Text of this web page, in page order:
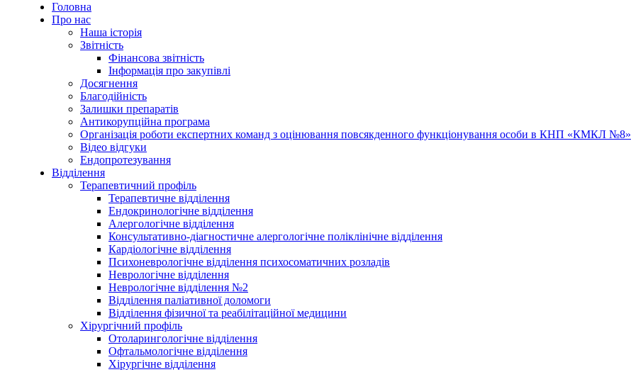
Головна
Про нас
Наша історія
Звітність
Фінансова звітність
Інформація про закупівлі
Досягнення
Благодійність
Залишки препаратів
Антикорупційна програма
Організація роботи експертних команд з оцінювання повсякденного функціонування особи в КНП «КМКЛ №8»
Відео відгуки
Ендопротезування
Відділення
Терапевтичний профіль
Терапевтичне відділення
Ендокринологічне відділення
Алергологічне відділення
Консультативно-діагностичне алергологічне поліклінічне відділення
Кардіологічне відділення
Психоневрологічне відділення психосоматичних розладів
Неврологічне відділення
Неврологічне відділення №2
Відділення паліативної доломоги
Відділення фізичної та реабілітаційної медицини
Хірургічний профіль
Отоларингологічне відділення
Офтальмологічне відділення
Хірургічне відділення